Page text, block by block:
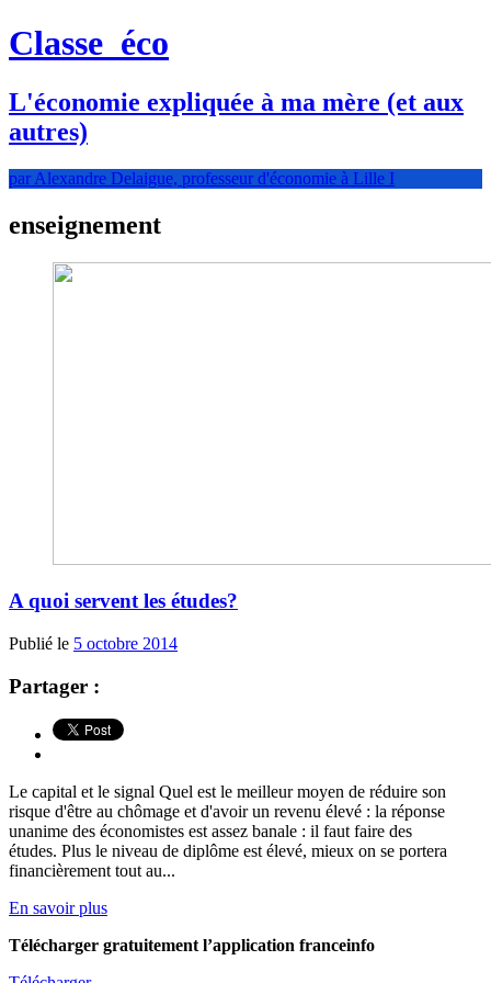
Classe éco
L'économie expliquée à ma mère (et aux
autres)
par Alexandre Delaigue, professeur d'économie à Lille I
enseignement
A quoi servent les études?
Publié le 5 octobre 2014
Partager :
Le capital et le signal Quel est le meilleur moyen de réduire son
risque d'être au chômage et d'avoir un revenu élevé : la réponse
unanime des économistes est assez banale : il faut faire des
études. Plus le niveau de diplôme est élevé, mieux on se portera
financièrement tout au...
En savoir plus
Télécharger gratuitement l’application franceinfo